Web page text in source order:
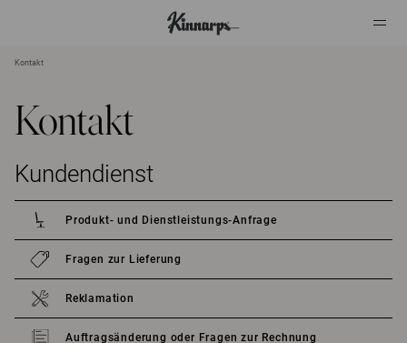
Kontakt
Kontakt
Kundendienst
Produkt- und Dienstleistungs-Anfrage
Fragen zur Lieferung
Reklamation
Auftragsänderung oder Fragen zur Rechnung